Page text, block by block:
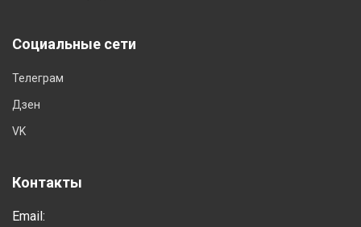
Социальные сети
Телеграм
Дзен
VK
Контакты
Email: